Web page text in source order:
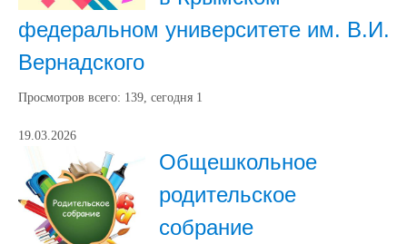
федеральном университете им. В.И.
Вернадского
Просмотров всего: 139, сегодня 1
19.03.2026
Общешкольное
родительское
собрание